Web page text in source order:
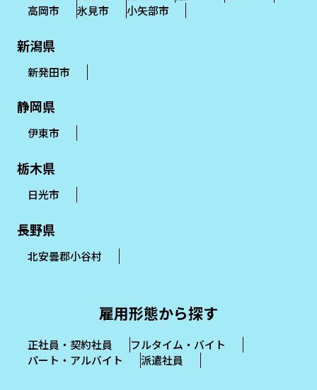
高岡市
氷見市 小矢部市
新潟県
新発田市
静岡県
伊東市
栃木県
日光市
長野県
北安曇郡小谷村
雇用形態から探す
正社員・契約社員
フルタイム・バイト
パート・アルバイト
派遣社員